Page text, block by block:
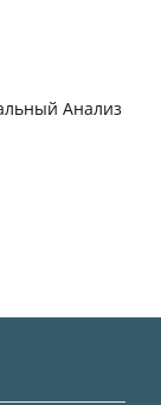
Анализ